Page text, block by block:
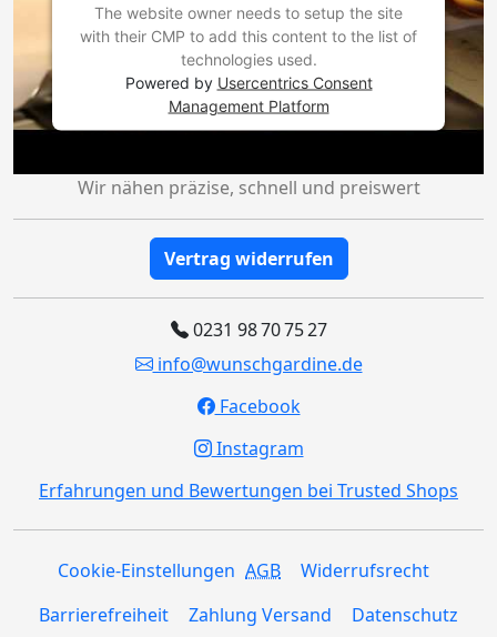
The website owner needs to setup the site
with their CMP to add this content to the list of
technologies used.
Powered by Usercentrics Consent
Management Platform
Wir nähen präzise, schnell und preiswert
Vertrag widerrufen
0231 98 70 75 27
info@wunschgardine.de
Facebook
Instagram
Erfahrungen und Bewertungen bei Trusted Shops
Cookie-Einstellungen AGB
Widerrufsrecht
Barrierefreiheit
Zahlung Versand Datenschutz